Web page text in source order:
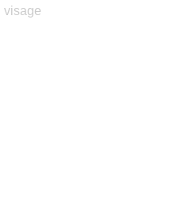
visage